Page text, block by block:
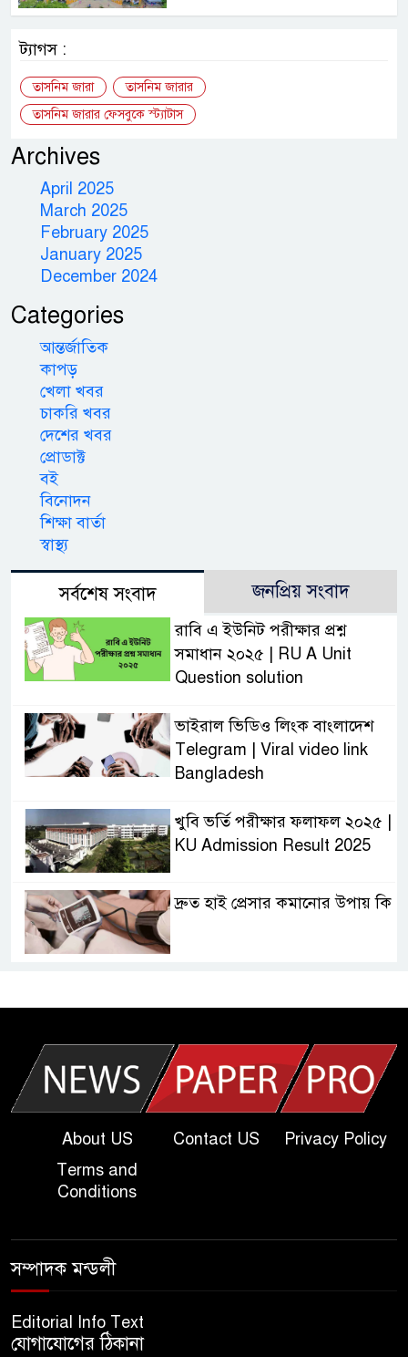
ট্যাগস :
তাসনিম জারা
তাসনিম জারার
তাসনিম জারার ফেসবুকে স্ট্যাটাস
Archives
April 2025
March 2025
February 2025
January 2025
December 2024
Categories
আন্তর্জাতিক
কাপড়
খেলা খবর
চাকরি খবর
দেশের খবর
প্রোডাক্ট
বই
বিনোদন
শিক্ষা বার্তা
স্বাস্থ্য
সর্বশেষ সংবাদ জনপ্রিয় সংবাদ
রাবি এ ইউনিট পরীক্ষার প্রশ্ন
সমাধান ২০২৫ | RU A Unit
Question solution
ভাইরাল ভিডিও লিংক বাংলাদেশ
Telegram | Viral video link
Bangladesh
খুবি ভর্তি পরীক্ষার ফলাফল ২০২৫ |
KU Admission Result 2025
দ্রুত হাই প্রেসার কমানোর উপায় কি
| Today Dakhil Exam
খুবি সি ইউনিট ভর্তি পরীক্ষার প্রশ্ন
২০২৫ | KU C Unit Admission
Question
About US Contact US
Privacy Policy
Terms and
Conditions
সম্পাদক মন্ডলী
Editorial Info Text
যোগাযোগের ঠিকানা